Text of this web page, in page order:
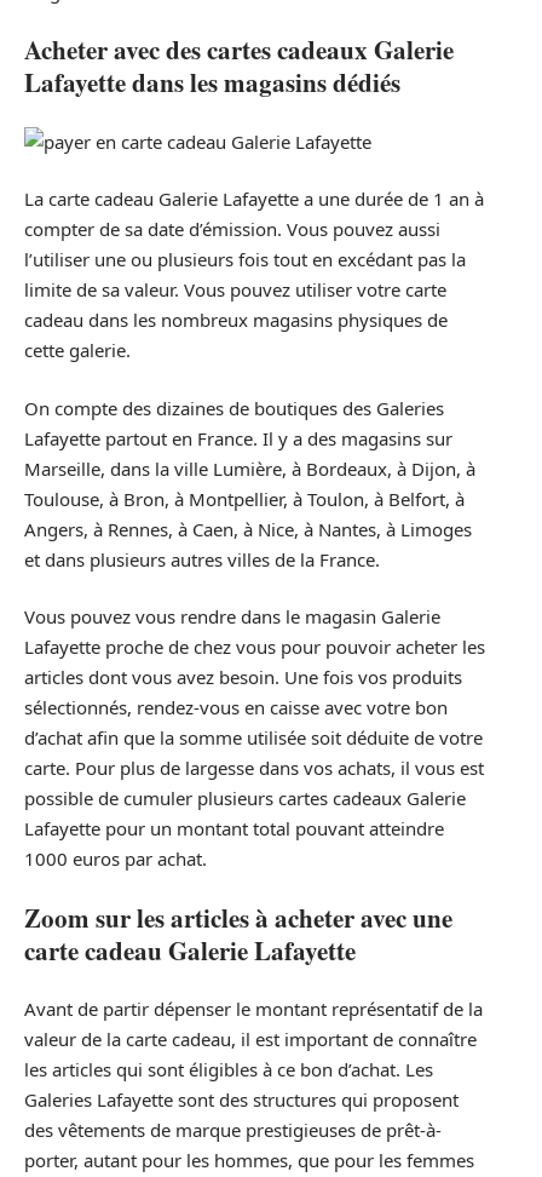
Acheter avec des cartes cadeaux Galerie
Lafayette dans les magasins dédiés
La carte cadeau Galerie Lafayette a une durée de 1 an à
compter de sa date d’émission. Vous pouvez aussi
l’utiliser une ou plusieurs fois tout en excédant pas la
limite de sa valeur. Vous pouvez utiliser votre carte
cadeau dans les nombreux magasins physiques de
cette galerie.
On compte des dizaines de boutiques des Galeries
Lafayette partout en France. Il y a des magasins sur
Marseille, dans la ville Lumière, à Bordeaux, à Dijon, à
Toulouse, à Bron, à Montpellier, à Toulon, à Belfort, à
Angers, à Rennes, à Caen, à Nice, à Nantes, à Limoges
et dans plusieurs autres villes de la France.
Vous pouvez vous rendre dans le magasin Galerie
Lafayette proche de chez vous pour pouvoir acheter les
articles dont vous avez besoin. Une fois vos produits
sélectionnés, rendez-vous en caisse avec votre bon
d’achat afin que la somme utilisée soit déduite de votre
carte. Pour plus de largesse dans vos achats, il vous est
possible de cumuler plusieurs cartes cadeaux Galerie
Lafayette pour un montant total pouvant atteindre
1000 euros par achat.
Zoom sur les articles à acheter avec une
carte cadeau Galerie Lafayette
Avant de partir dépenser le montant représentatif de la
valeur de la carte cadeau, il est important de connaître
les articles qui sont éligibles à ce bon d’achat. Les
Galeries Lafayette sont des structures qui proposent
des vêtements de marque prestigieuses de prêt-à-
porter, autant pour les hommes, que pour les femmes